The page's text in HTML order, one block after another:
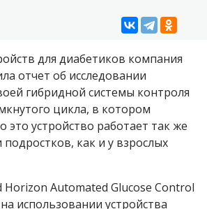
для диабетиков компания
отчет об исследовании
гибридной системы контроля
цикла, в котором
это устройство работает так же
как и у взрослых
Horizon Automated Glucose Control
использовании устройства